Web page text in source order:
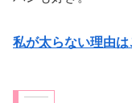
私が太らない理由は